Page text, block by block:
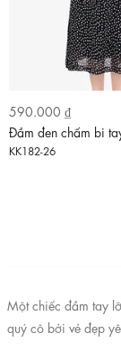
590.000 ₫
Đầm đen chấm bi
KK182-26
Một chiếc đầm tay
quý cô bởi vẻ đẹp